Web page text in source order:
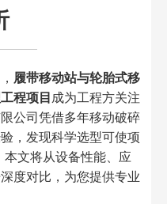
履带移动站与轮胎式移
程项目 成为工程方关注
公司凭借多年移动破碎
，发现科学选型可使项
本文将从设备性能、应
度对比，为您提供专业